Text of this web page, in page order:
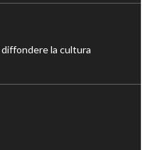
la cultura